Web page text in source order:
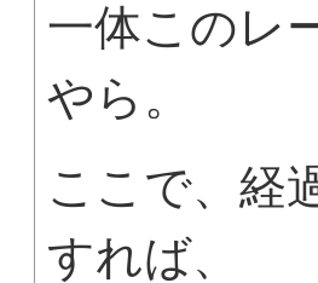
一体このレ
やら。
ここで、経
すれば、